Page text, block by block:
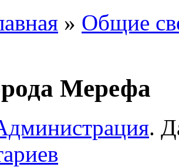
» Общие
Мерефа
.